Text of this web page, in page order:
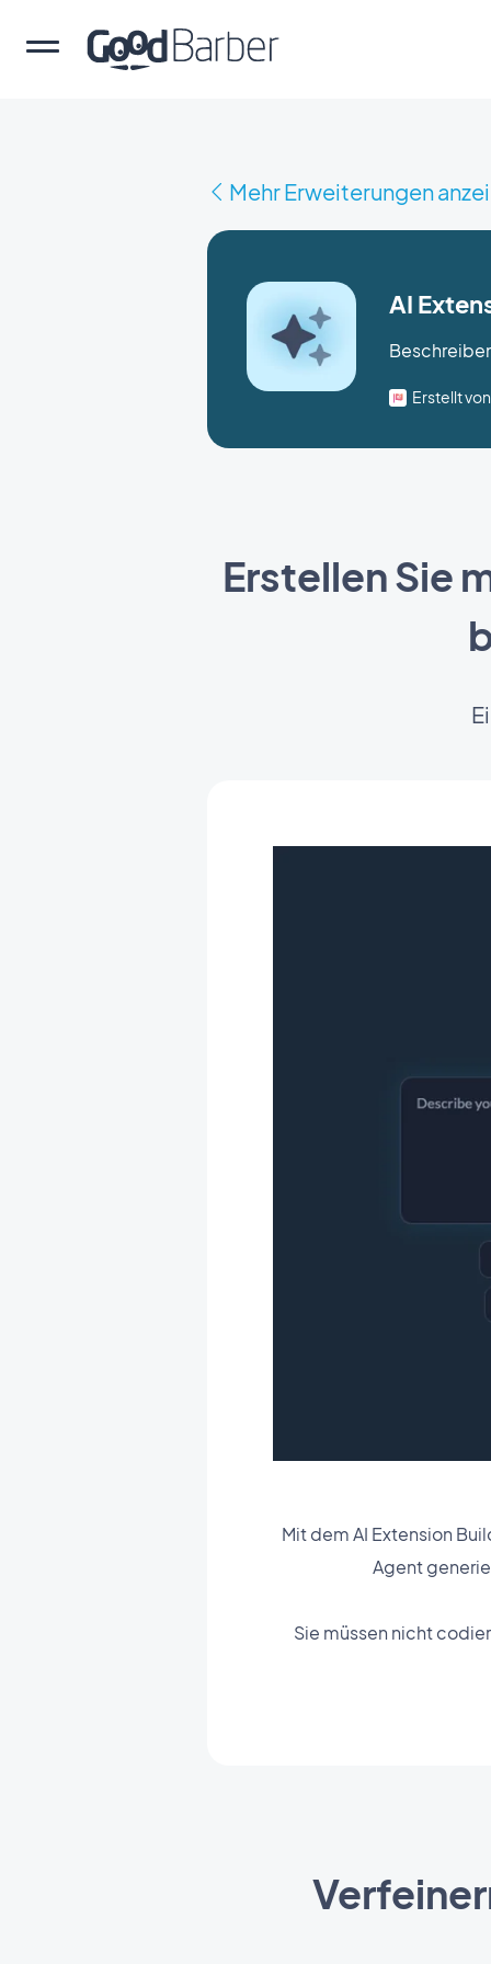
Mehr Erweiterungen
AI
Erstellt
Erstellen Sie
Mit dem AI Extension
Agent
Sie müssen nicht